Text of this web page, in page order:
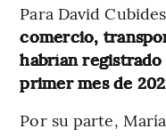
Para David
comercio,
habrían registrado
primer mes de
Por su parte,